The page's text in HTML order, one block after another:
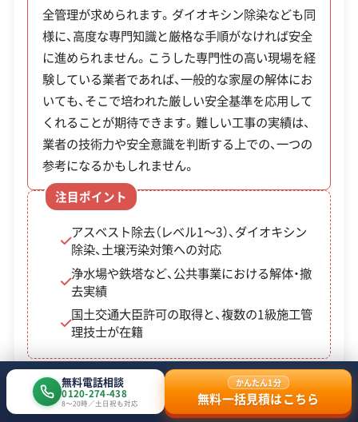
京都府知事：第42179号
【解体工事業登録】
京都府知事：第01-118号
【産業廃棄物収集運搬業許可】
京都府知事：第02600206212号
滋賀県知事：第02501206212号
大阪府知事：第02700206212号
兵庫県知事：第02804206212号
【古物商許可】
京都府公安委員会：第6113107300
全部見る
この解体業者の特徴
企業経
験・規模
重機保有
対応工事 アスベストレベル1,2除去
火災
県外出張 樹木伐採
保有資格 建設業許可
解体工事業登録
石綿作業主任者
解体工事施工技士
策・リス
ク管理
事に対応できる「国土交通大臣許可」を取得してい
るほか、現場の施工管理を行う国家資格「1級土木施
工管理技士」の有資格者も複数名在籍しています。
全管理が求められます。ダイオキシン除染なども同
様に、高度な専門知識と厳格な手順がなければ安全
に進められません。こうした専門性の高い現場を経
験している業者であれば、一般的な家屋の解体にお
いても、そこで培われた厳しい安全基準を応用して
くれることが期待できます。難しい工事の実績は、
業者の技術力や安全意識を判断する上での、一つの
参考になるかもしれません。
注目ポイント
アスベスト除去（レベル1〜3）、ダイオキシン
除染、土壌汚染対策への対応
浄水場や鉄塔など、公共事業における解体・撤
去実績
国土交通大臣許可の取得と、複数の1級施工管
理技士が在籍
業者詳細・特徴
無料電話相談
0120-274-438
8〜20時／土日祝も対応
かんたん1分
無料一括見積はこちら